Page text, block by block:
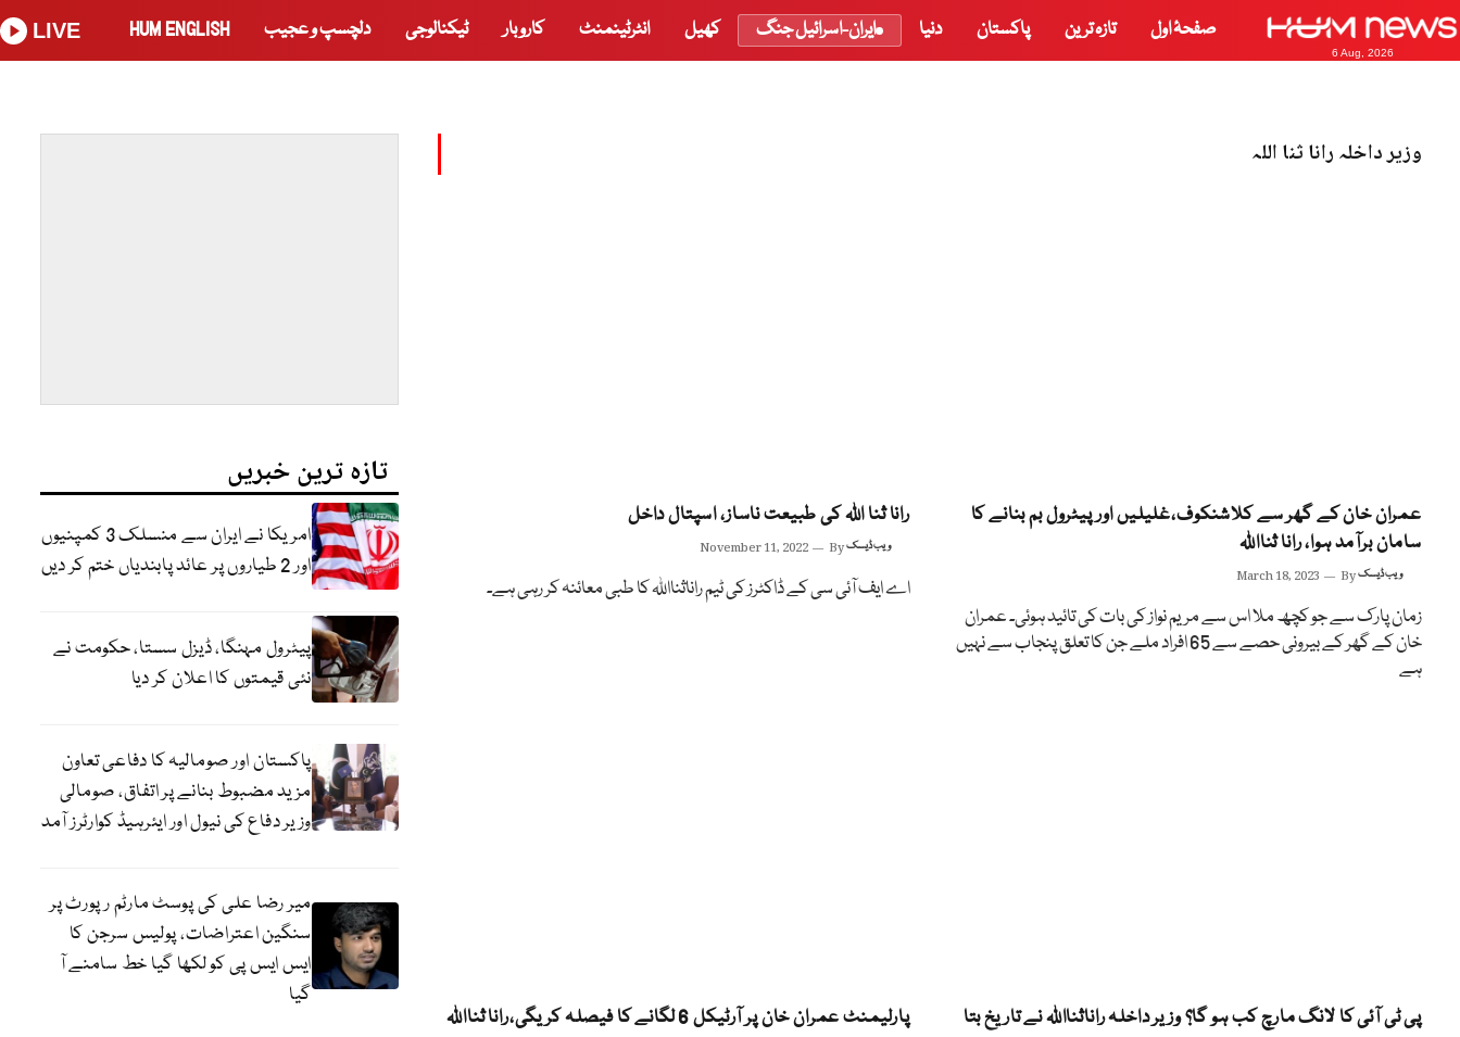
6 Aug, 2026
صفحۂ اول تازہ ترین پاکستان دنیا ایران-اسرائیل جنگ کھیل انٹرٹینمنٹ کاروبار ٹیکنالوجی دلچسپ و عجیب HUM ENGLISH
LIVE
وزیر داخلہ رانا ثنا اللہ
عمران خان کے گھر سے کلاشنکوف،غلیلیں اور پیٹرول بم بنانے کا
سامان برآمد ہوا، رانا ثنااللہ
March 18, 2023 Byویب ڈیسک
زمان پارک سے جو کچھ ملا اس سے مریم نواز کی بات کی تائید ہوئی۔ عمران
خان کے گھر کے بیرونی حصے سے 65 افراد ملے جن کا تعلق پنجاب سے نہیں
ہے
رانا ثنا اللہ کی طبیعت ناساز، اسپتال داخل
November 11, 2022 Byویب ڈیسک
اے ایف آئی سی کے ڈاکٹرز کی ٹیم راناثنااللہ کا طبی معائنہ کر رہی ہے۔
پی ٹی آئی کا لانگ مارچ کب ہو گا؟ وزیر داخلہ راناثنااللہ نے تاریخ بتا
پارلیمنٹ عمران خان پر آرٹیکل 6 لگانے کا فیصلہ کریگی،رانا ثنااللہ
تازہ ترین خبریں
امریکا نے ایران سے منسلک 3 کمپنیوں
اور 2 طیاروں پر عائد پابندیاں ختم کر دیں
پیٹرول مہنگا، ڈیزل سستا، حکومت نے
نئی قیمتوں کا اعلان کر دیا
پاکستان اور صومالیہ کا دفاعی تعاون
مزید مضبوط بنانے پر اتفاق، صومالی
وزیر دفاع کی نیول اور ایئرہیڈ کوارٹرز آمد
میر رضا علی کی پوسٹ مارٹم رپورٹ پر
سنگین اعتراضات، پولیس سرجن کا
ایس ایس پی کو لکھا گیا خط سامنے آ
گیا